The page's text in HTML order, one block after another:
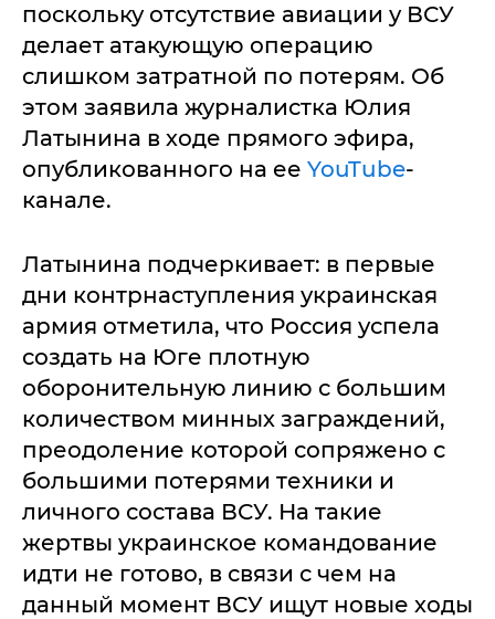
поскольку отсутствие авиации у ВСУ
делает атакующую операцию
слишком затратной по потерям. Об
этом заявила журналистка Юлия
Латынина в ходе прямого эфира,
опубликованного на ее YouTube-
канале.
Латынина подчеркивает: в первые
дни контрнаступления украинская
армия отметила, что Россия успела
создать на Юге плотную
оборонительную линию с большим
количеством минных заграждений,
преодоление которой сопряжено с
большими потерями техники и
личного состава ВСУ. На такие
жертвы украинское командование
идти не готово, в связи с чем на
данный момент ВСУ ищут новые ходы